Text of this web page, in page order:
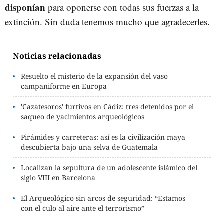
disponían para oponerse con todas sus fuerzas a la
extinción. Sin duda tenemos mucho que agradecerles.
Noticias relacionadas
Resuelto el misterio de la expansión del vaso
campaniforme en Europa
'Cazatesoros' furtivos en Cádiz: tres detenidos por el
saqueo de yacimientos arqueológicos
Pirámides y carreteras: así es la civilización maya
descubierta bajo una selva de Guatemala
Localizan la sepultura de un adolescente islámico del
siglo VIII en Barcelona
El Arqueológico sin arcos de seguridad: “Estamos
con el culo al aire ante el terrorismo”